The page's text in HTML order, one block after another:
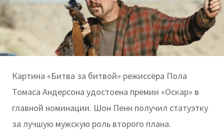
Картина «Битва за битвой» режиссёра Пола
Томаса Андерсона удостоена премии «Оскар» в
главной номинации. Шон Пенн получил статуэтку
за лучшую мужскую роль второго плана.